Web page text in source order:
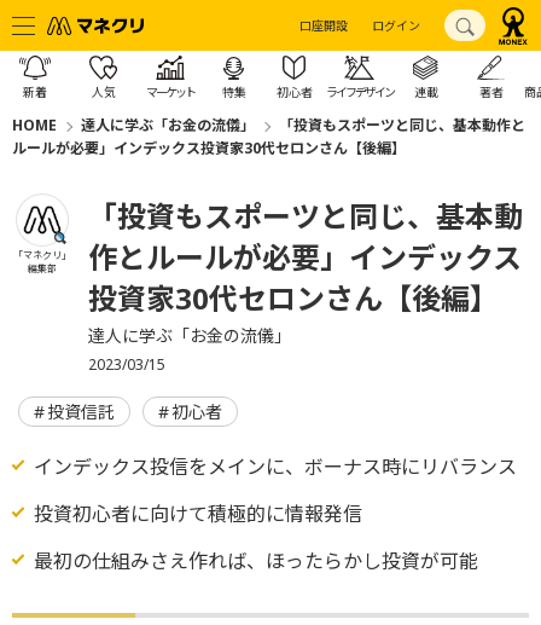
口座開設 ログイン
新着 人気 マーケット 特集 初心者 ライフデザイン 連載 著者 商
HOME 達人に学ぶ「お金の流儀」
「投資もスポーツと同じ、基本動作と
ルールが必要」インデックス投資家30代セロンさん【後編】
「マネクリ」
編集部
「投資もスポーツと同じ、基本動
作とルールが必要」インデックス
投資家30代セロンさん【後編】
達人に学ぶ「お金の流儀」
2023/03/15
投資信託 初心者
インデックス投信をメインに、ボーナス時にリバランス
投資初心者に向けて積極的に情報発信
最初の仕組みさえ作れば、ほったらかし投資が可能